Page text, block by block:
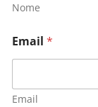
Nome
Email *
Email